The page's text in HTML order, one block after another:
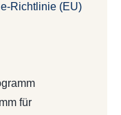
Richtlinie (EU)
für